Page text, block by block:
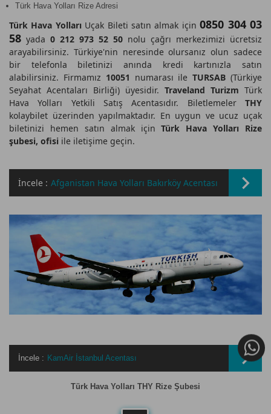
Türk Hava Yolları Rize Adresi
Türk Hava Yolları Uçak Bileti satın almak için0850 304 03
58 yada 0 212 973 52 50 nolu çağrı merkezimizi ücretsiz
arayabilirsiniz. Türkiye'nin neresinde olursanız olun sadece
bir telefonla biletinizi anında kredi kartınızla satın
alabilirsiniz. Firmamız 10051 numarası ileTURSAB (Türkiye
Seyahat Acentaları Birliği) üyesidir. Traveland Turizm Türk
Hava Yolları Yetkili Satış Acentasıdır. Biletlemeler THY
kolaybilet üzerinden yapılmaktadır. En uygun ve ucuz uçak
biletinizi hemen satın almak içinTürk Hava Yolları Rize
şubesi, ofisi ile iletişime geçin.
İncele : Afganistan Hava Yolları Bakırköy Acentası
İncele : KamAir İstanbul Acentası
Türk Hava Yolları THY Rize Şubesi